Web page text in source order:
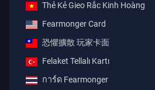
Thẻ Kẻ Gieo Rắc Kinh Hoàng
Fearmonger Card
恐懼擴散 玩家卡面
Felaket Tellalı Kartı
การ์ด Fearmonger